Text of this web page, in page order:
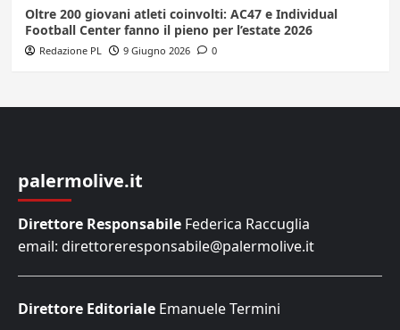
Oltre 200 giovani atleti coinvolti: AC47 e Individual
Football Center fanno il pieno per l’estate 2026
Redazione PL 9 Giugno 2026 0
palermolive.it
Direttore Responsabile Federica Raccuglia
email: direttoreresponsabile@palermolive.it
Direttore Editoriale Emanuele Termini